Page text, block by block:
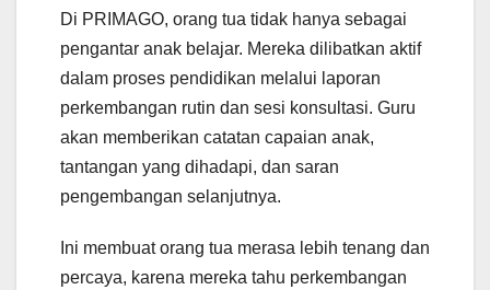
Di PRIMAGO, orang tua tidak hanya sebagai
pengantar anak belajar. Mereka dilibatkan aktif
dalam proses pendidikan melalui laporan
perkembangan rutin dan sesi konsultasi. Guru
akan memberikan catatan capaian anak,
tantangan yang dihadapi, dan saran
pengembangan selanjutnya.
Ini membuat orang tua merasa lebih tenang dan
percaya, karena mereka tahu perkembangan